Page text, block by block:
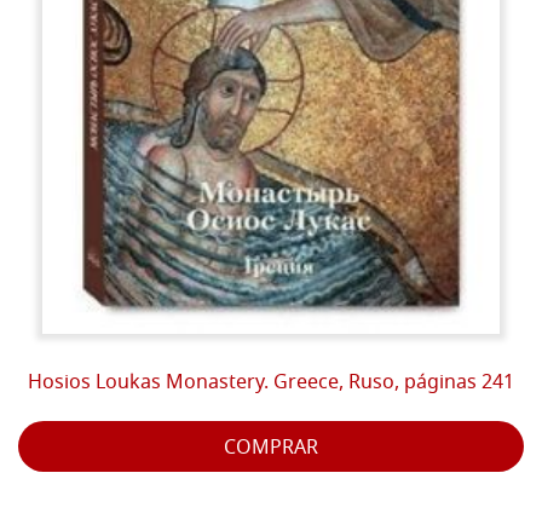
Hosios Loukas Monastery. Greece, Ruso, páginas 241
COMPRAR